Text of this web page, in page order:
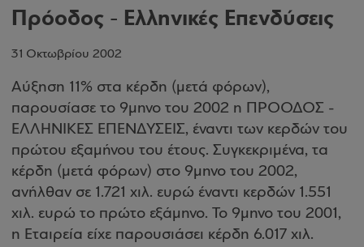
Πρόοδος - Ελληνικές Επενδύσεις
31 Οκτωβρίου 2002
Αύξηση 11% στα κέρδη (μετά φόρων),
παρουσίασε το 9μηνο του 2002 η ΠΡΟΟΔΟΣ -
ΕΛΛΗΝΙΚΕΣ ΕΠΕΝΔΥΣΕΙΣ, έναντι των κερδών του
πρώτου εξαμήνου του έτους. Συγκεκριμένα, τα
κέρδη (μετά φόρων) στο 9μηνο του 2002,
ανήλθαν σε 1.721 χιλ. ευρώ έναντι κερδών 1.551
χιλ. ευρώ το πρώτο εξάμηνο. Το 9μηνο του 2001,
η Εταιρεία είχε παρουσιάσει κέρδη 6.017 χιλ.